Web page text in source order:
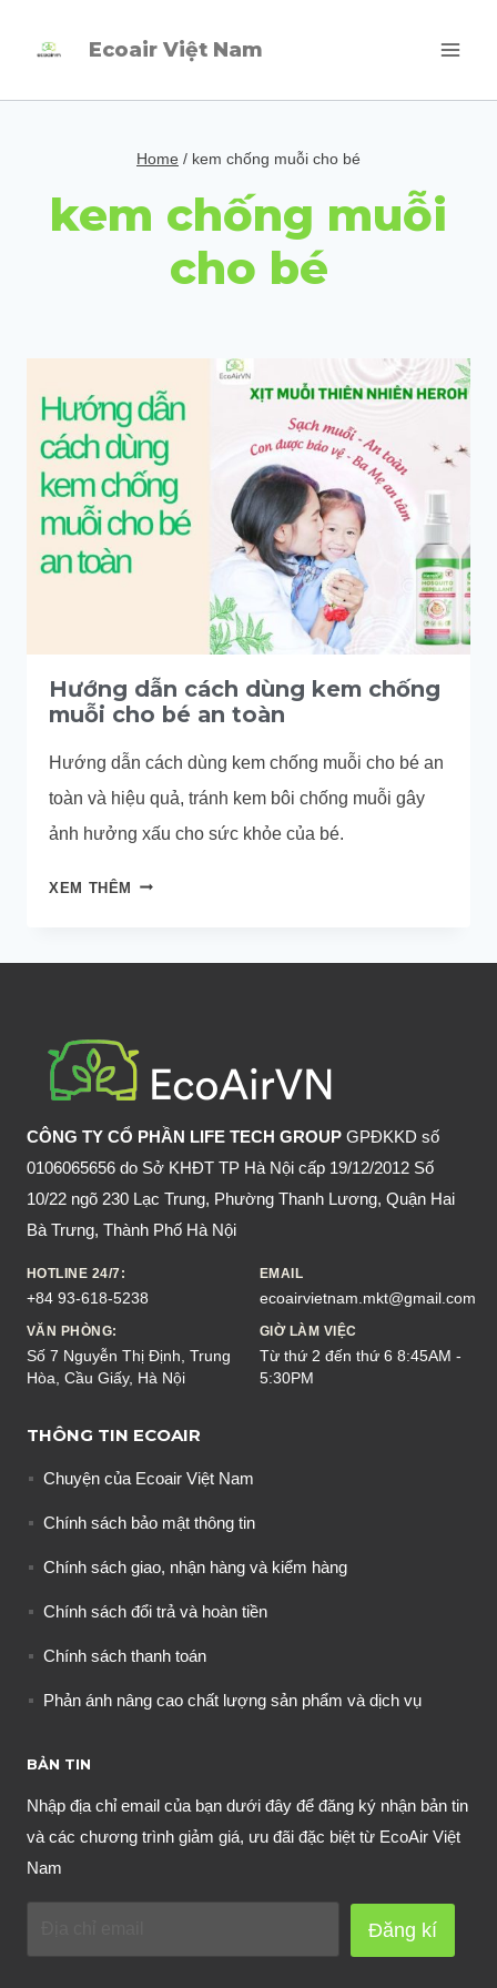
Ecoair Việt Nam
Home / kem chống muỗi cho bé
kem chống muỗi
cho bé
Hướng dẫn cách dùng kem chống
muỗi cho bé an toàn
Hướng dẫn cách dùng kem chống muỗi cho bé an
toàn và hiệu quả, tránh kem bôi chống muỗi gây
ảnh hưởng xấu cho sức khỏe của bé.
XEM THÊM HƯỚNG
DÙNG
MUỖI
CHO
BÉ
AN
TOÀN
CÔNG TY CỔ PHẦN LIFE TECH GROUP GPĐKKD số
0106065656 do Sở KHĐT TP Hà Nội cấp 19/12/2012 Số
10/22 ngõ 230 Lạc Trung, Phường Thanh Lương, Quận Hai
Bà Trưng, Thành Phố Hà Nội
HOTLINE 24/7:
+84 93-618-5238
EMAIL
ecoairvietnam.mkt@gmail.com
VĂN PHÒNG:
Số 7 Nguyễn Thị Định, Trung
Hòa, Cầu Giấy, Hà Nội
GIỜ LÀM VIỆC
Từ thứ 2 đến thứ 6 8:45AM -
5:30PM
THÔNG TIN ECOAIR
Chuyện của Ecoair Việt Nam
Chính sách bảo mật thông tin
Chính sách giao, nhận hàng và kiểm hàng
Chính sách đổi trả và hoàn tiền
Chính sách thanh toán
Phản ánh nâng cao chất lượng sản phẩm và dịch vụ
BẢN TIN
Nhập địa chỉ email của bạn dưới đây để đăng ký nhận bản tin
và các chương trình giảm giá, ưu đãi đặc biệt từ EcoAir Việt
Nam
Đăng kí